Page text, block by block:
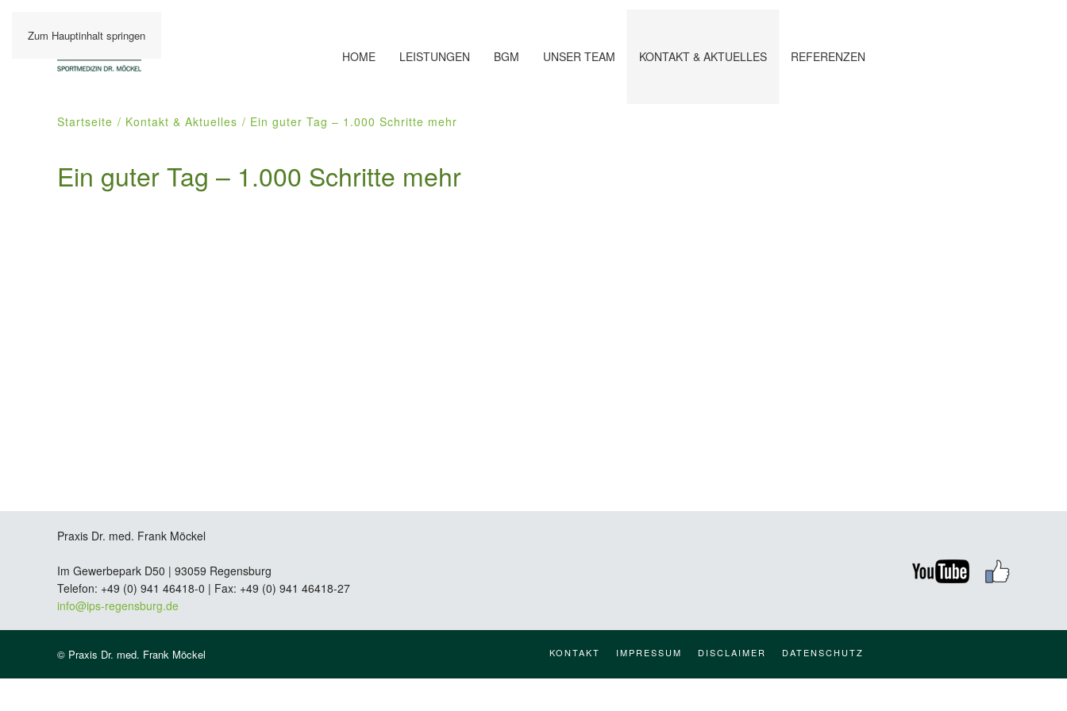
Zum Hauptinhalt springen
HOME LEISTUNGEN BGM UNSER TEAM KONTAKT & AKTUELLES REFERENZEN
Startseite Kontakt & Aktuelles Ein guter Tag – 1.000 Schritte mehr
Ein guter Tag – 1.000 Schritte mehr
Praxis Dr. med. Frank Möckel
Im Gewerbepark D50 | 93059 Regensburg
Telefon: +49 (0) 941 46418-0 | Fax: +49 (0) 941 46418-27
info@ips-regensburg.de
© Praxis Dr. med. Frank Möckel KONTAKT IMPRESSUM DISCLAIMER DATENSCHUTZ